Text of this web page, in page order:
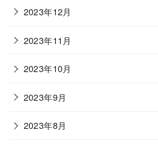
2023年12月
2023年11月
2023年10月
2023年9月
2023年8月